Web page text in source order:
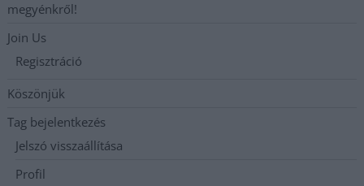
megyénkről!
Join Us
Regisztráció
Köszönjük
Tag bejelentkezés
Jelszó visszaállítása
Profil